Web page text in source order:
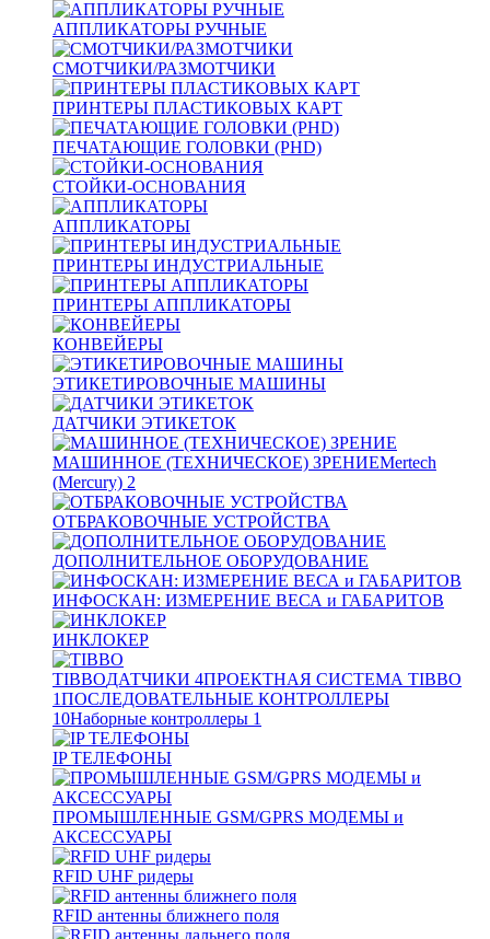
АППЛИКАТОРЫ РУЧНЫЕ
СМОТЧИКИ/РАЗМОТЧИКИ
ПРИНТЕРЫ ПЛАСТИКОВЫХ КАРТ
ПЕЧАТАЮЩИЕ ГОЛОВКИ (PHD)
СТОЙКИ-ОСНОВАНИЯ
АППЛИКАТОРЫ
ПРИНТЕРЫ ИНДУСТРИАЛЬНЫЕ
ПРИНТЕРЫ АППЛИКАТОРЫ
КОНВЕЙЕРЫ
ЭТИКЕТИРОВОЧНЫЕ МАШИНЫ
ДАТЧИКИ ЭТИКЕТОК
МАШИННОЕ (ТЕХНИЧЕСКОЕ) ЗРЕНИЕMertech
(Mercury) 2
ОТБРАКОВОЧНЫЕ УСТРОЙСТВА
ДОПОЛНИТЕЛЬНОЕ ОБОРУДОВАНИЕ
ИНФОСКАН: ИЗМЕРЕНИЕ ВЕСА и ГАБАРИТОВ
ИНКЛОКЕР
TIBBOДАТЧИКИ 4ПРОЕКТНАЯ СИСТЕМА TIBBO
1ПОСЛЕДОВАТЕЛЬНЫЕ КОНТРОЛЛЕРЫ
10Наборные контроллеры 1
IP ТЕЛЕФОНЫ
ПРОМЫШЛЕННЫЕ GSM/GPRS МОДЕМЫ и
АКСЕССУАРЫ
RFID UHF ридеры
RFID антенны ближнего поля